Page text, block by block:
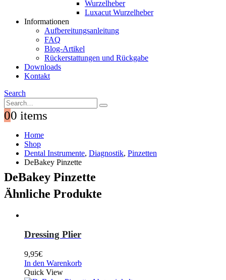
Wurzelheber
Luxacut Wurzelheber
Informationen
Aufbereitungsanleitung
FAQ
Blog-Artikel
Rückerstattungen und Rückgabe
Downloads
Kontakt
Search
00 items
Home
Shop
Dental Instrumente, Diagnostik, Pinzetten
DeBakey Pinzette
DeBakey Pinzette
Ähnliche Produkte
Dressing Plier
9,95€
In den Warenkorb
Quick View